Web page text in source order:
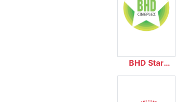
BHD Star
Cineplex